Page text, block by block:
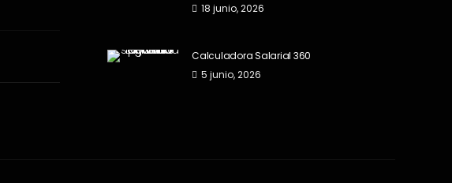
18 junio, 2026
Calculadora Salarial 360
5 junio, 2026